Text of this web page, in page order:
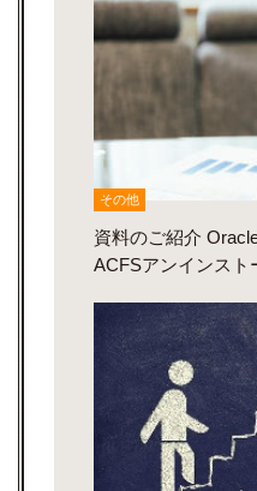
その他
資料のご紹介
ACFSアンインスト